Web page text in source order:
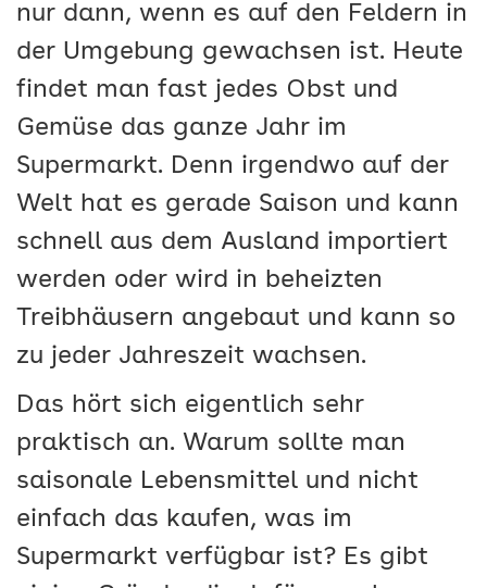
nur dann, wenn es auf den Feldern in
der Umgebung gewachsen ist. Heute
findet man fast jedes Obst und
Gemüse das ganze Jahr im
Supermarkt. Denn irgendwo auf der
Welt hat es gerade Saison und kann
schnell aus dem Ausland importiert
werden oder wird in beheizten
Treibhäusern angebaut und kann so
zu jeder Jahreszeit wachsen.
Das hört sich eigentlich sehr
praktisch an. Warum sollte man
saisonale Lebensmittel und nicht
einfach das kaufen, was im
Supermarkt verfügbar ist? Es gibt